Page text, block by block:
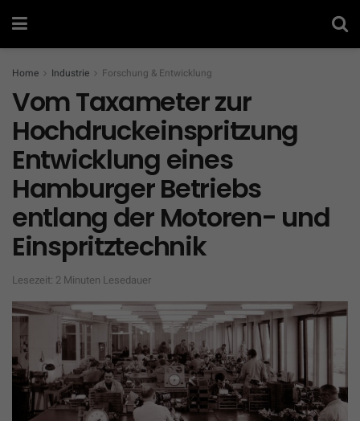
Home Industrie Forschung & Entwicklung
Vom Taxameter zur
Hochdruckeinspritzung
Entwicklung eines
Hamburger Betriebs
entlang der Motoren- und
Einspritztechnik
Lesezeit: 2 Minuten Lesedauer